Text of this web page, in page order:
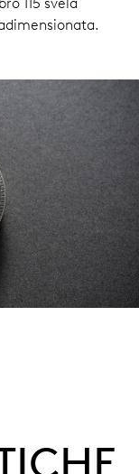
115 svela